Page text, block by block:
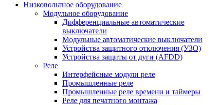
Низковольтное оборудование
Модульное оборудование
Дифференциальные автоматические
выключатели
Модульные автоматические выключатели
Устройства защитного отключения (УЗО)
Устройства защиты от дуги (AFDD)
Реле
Интерфейсные модули реле
Промышленные реле
Промышленные реле времени и таймеры
Реле для печатного монтажа